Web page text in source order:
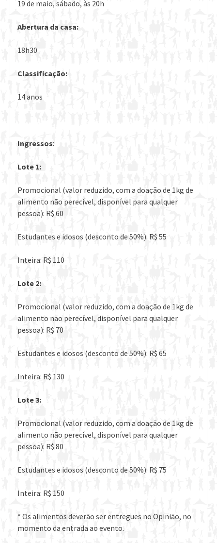
19 de maio, sábado, às 20h
Abertura da casa:
18h30
Classificação:
14 anos
Ingressos:
Lote 1:
Promocional (valor reduzido, com a doação de 1kg de
alimento não perecível, disponível para qualquer
pessoa): R$ 60
Estudantes e idosos (desconto de 50%): R$ 55
Inteira: R$ 110
Lote 2:
Promocional (valor reduzido, com a doação de 1kg de
alimento não perecível, disponível para qualquer
pessoa): R$ 70
Estudantes e idosos (desconto de 50%): R$ 65
Inteira: R$ 130
Lote 3:
Promocional (valor reduzido, com a doação de 1kg de
alimento não perecível, disponível para qualquer
pessoa): R$ 80
Estudantes e idosos (desconto de 50%): R$ 75
Inteira: R$ 150
* Os alimentos deverão ser entregues no Opinião, no
momento da entrada ao evento.